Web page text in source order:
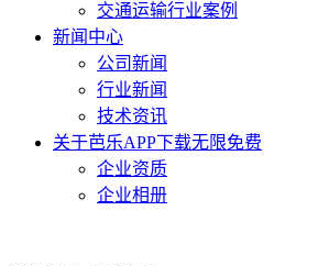
交通运输行业案例
新闻中心
公司新闻
行业新闻
技术资讯
关于芭乐APP下载无限免费
企业资质
企业相册